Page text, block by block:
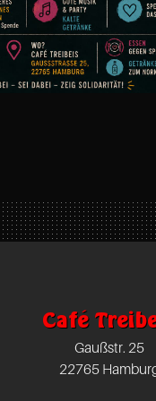
Café
Gaußstr. 25
22765